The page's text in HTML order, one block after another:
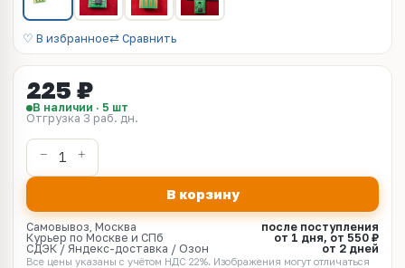
♡ В избранное⇄ Сравнить
225 ₽
В наличии · 5 шт
Отгрузка 3 раб. дн.
В корзину
Самовывоз, Москва
после поступления
Курьер по Москве и СПб
от 1 дня, от 550 ₽
СДЭК / Яндекс-доставка / Озон
от 2 дней
Все цены указаны с учётом НДС 22%. Изображения могут отличаться